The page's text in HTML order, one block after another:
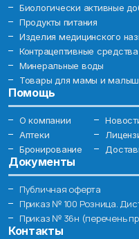
Биологически активные
Продукты питания
Изделия медицинского
Контрацептивные средства
Минеральные воды
Товары для мамы и
Помощь
О компании
Аптеки
Бронирование
Документы
Публичная оферта
Приказ № 100 Розница.
Приказ № 36н (перечень
Контакты